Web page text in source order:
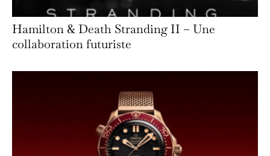
Hamilton & Death Stranding II – Une
collaboration futuriste